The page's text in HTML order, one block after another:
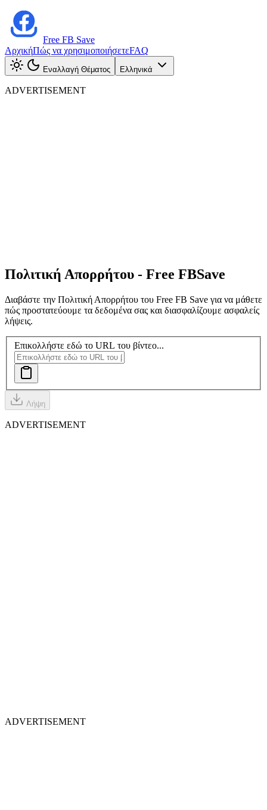
Free FB Save
ΑρχικήΠώς να χρησιμοποιήσετεFAQ
Εναλλαγή Θέματος Ελληνικά
ADVERTISEMENT
Πολιτική Απορρήτου - Free FBSave
Διαβάστε την Πολιτική Απορρήτου του Free FB Save για να μάθετε
πώς προστατεύουμε τα δεδομένα σας και διασφαλίζουμε ασφαλείς
λήψεις.
Επικολλήστε εδώ το URL του βίντεο...
Λήψη
ADVERTISEMENT
ADVERTISEMENT